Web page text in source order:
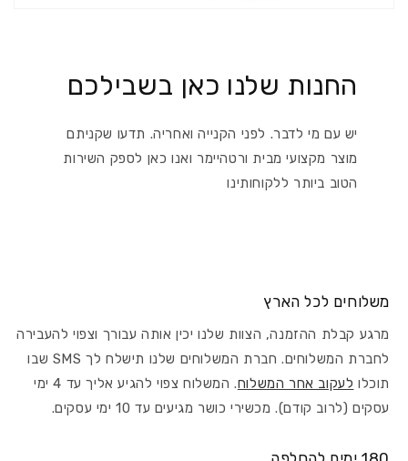
החנות שלנו כאן בשבילכם
יש עם מי לדבר. לפני הקנייה ואחריה. תדעו שקניתם
מוצר מקצועי מבית ורטהיימר ואנו כאן לספק השירות
הטוב ביותר ללקוחותינו
משלוחים לכל הארץ
מרגע קבלת ההזמנה, הצוות שלנו יכין אותה עבורך וצפוי להעבירה
לחברת המשלוחים. חברת המשלוחים שלנו תישלח לך SMS שבו
תוכלו לעקוב אחר המשלוח
. המשלוח צפוי להגיע אליך עד 4 ימי
עסקים (לרוב קודם). מכשירי כושר מגיעים עד 10 ימי עסקים.